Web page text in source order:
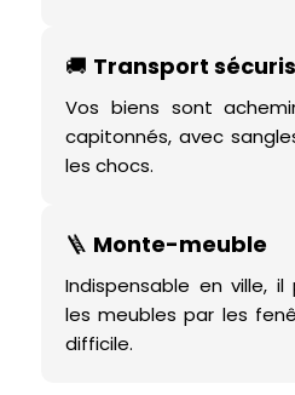
🚚 Transport
Vos biens sont
capitonnés, avec
les chocs.
🪜 Monte-meuble
Indispensable en ville,
les meubles par les
difficile.